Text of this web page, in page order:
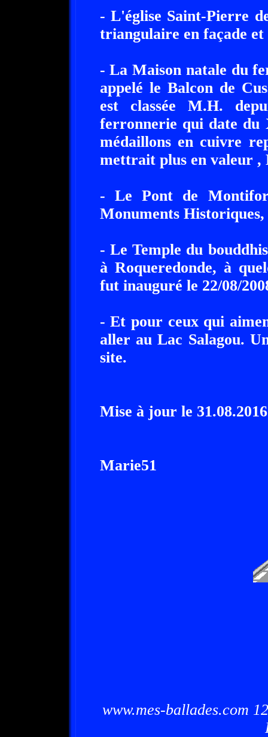
- L'église Saint-Pierre
triangulaire en façade
- La Maison natale du
appelé le Balcon de
est classée M.H.
ferronnerie qui date du
médaillons en cuivre
mettrait plus en valeur
- Le Pont de
Monuments Historiques,
- Le Temple du
à Roqueredonde, à
fut inauguré le 22/08/
- Et pour ceux qui
aller au Lac Salagou.
site.
Mise à jour le 31.08.2016
Marie51
www.mes-ballades.com